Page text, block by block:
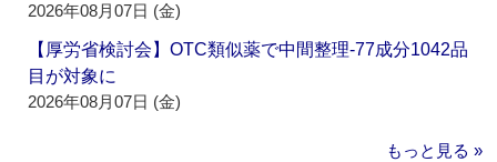
2026年08月07日 (金)
【厚労省検討会】OTC類似薬で中間整理‐77成分1042品
目が対象に
2026年08月07日 (金)
もっと見る »